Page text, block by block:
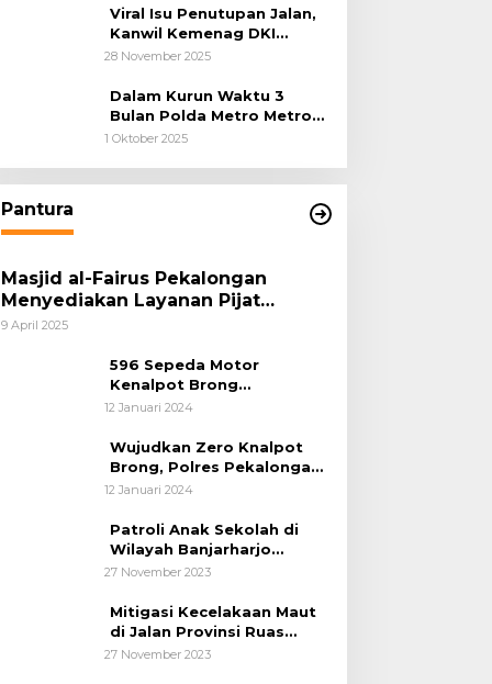
Hukum Sejak Awal
Viral Isu Penutupan Jalan,
Kanwil Kemenag DKI
Jakarta Luruskan Fakta
28 November 2025
Dalam Kurun Waktu 3
Bulan Polda Metro Metro
Ungkap 1,14 Ton Narkoba
1 Oktober 2025
Pantura
Masjid al-Fairus Pekalongan
Menyediakan Layanan Pijat
hingga Potong Rambut Gratis bagi
9 April 2025
596 Sepeda Motor
Kenalpot Brong
Diamankan Polres
12 Januari 2024
Wujudkan Zero Knalpot
Brong, Polres Pekalongan
Kota Berikan Edukasi
12 Januari 2024
Patroli Anak Sekolah di
Wilayah Banjarharjo
Brebes
27 November 2023
Mitigasi Kecelakaan Maut
di Jalan Provinsi Ruas
Banjarharjo-Salem
27 November 2023